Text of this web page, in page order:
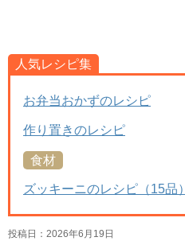
人気レシピ集
お弁当おかずのレシピ
作り置きのレシピ
食材
ズッキーニのレシピ（15品）
投稿日： 2026年6月19日